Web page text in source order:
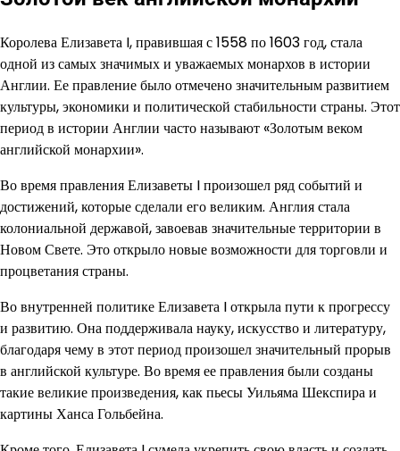
Королева Елизавета I, правившая с 1558 по 1603 год, стала
одной из самых значимых и уважаемых монархов в истории
Англии. Ее правление было отмечено значительным развитием
культуры, экономики и политической стабильности страны. Этот
период в истории Англии часто называют «Золотым веком
английской монархии».
Во время правления Елизаветы I произошел ряд событий и
достижений, которые сделали его великим. Англия стала
колониальной державой, завоевав значительные территории в
Новом Свете. Это открыло новые возможности для торговли и
процветания страны.
Во внутренней политике Елизавета I открыла пути к прогрессу
и развитию. Она поддерживала науку, искусство и литературу,
благодаря чему в этот период произошел значительный прорыв
в английской культуре. Во время ее правления были созданы
такие великие произведения, как пьесы Уильяма Шекспира и
картины Ханса Гольбейна.